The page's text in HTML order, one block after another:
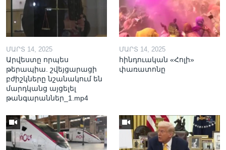
ՄԱՐՏ 14, 2025
Արվեստը որպես
թերապիա. շվեյցարացի
բժիշկները նշանակում են
մարդկանց այցելել
թանգարաններ_1.mp4
ՄԱՐՏ 14, 2025
հինդուական «Հոլի»
փառատոնը